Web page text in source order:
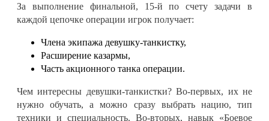
За выполнение финальной, 15-й по счету задачи в
каждой цепочке операции игрок получает:
Члена экипажа девушку-танкистку,
Расширение казармы,
Часть акционного танка операции.
Чем интересны девушки-танкистки? Во-первых, их не
нужно обучать, а можно сразу выбрать нацию, тип
техники и специальность. Во-вторых, навык «Боевое